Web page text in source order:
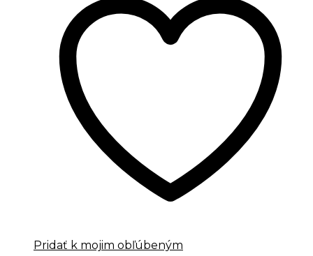
Pridať k mojim obľúbeným